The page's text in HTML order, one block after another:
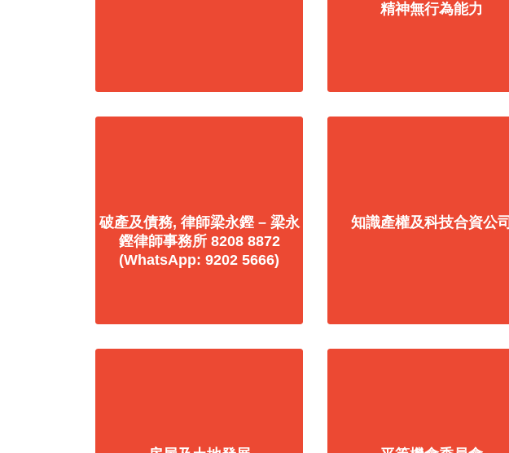
精神無行為能力
破產及債務, 律師梁永鏗 – 梁永
鏗律師事務所 8208 8872
(WhatsApp: 9202 5666)
知識產權及科技合資公司